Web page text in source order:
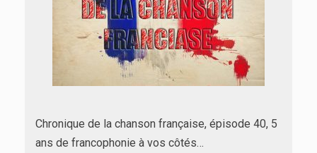
Chronique de la chanson française, épisode 40, 5
ans de francophonie à vos côtés…